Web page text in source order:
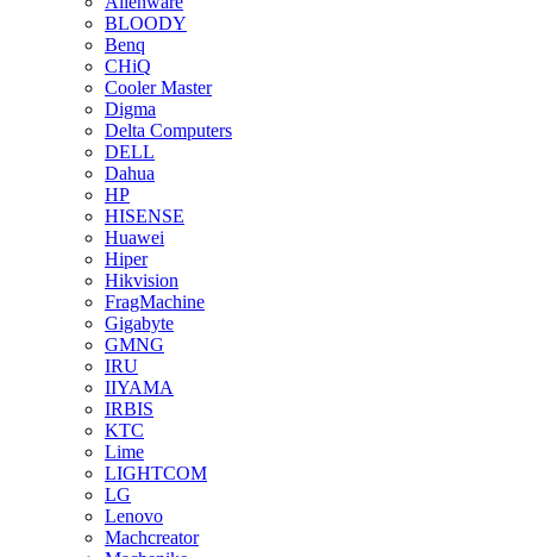
BLOODY
Benq
CHiQ
Cooler Master
Digma
Delta Computers
DELL
Dahua
HP
HISENSE
Huawei
Hiper
Hikvision
FragMachine
Gigabyte
GMNG
IRU
IIYAMA
IRBIS
KTC
Lime
LIGHTCOM
LG
Lenovo
Machcreator